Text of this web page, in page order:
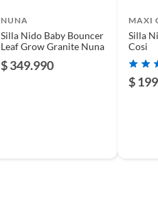
NUNA
Silla Nido Baby Bouncer
Leaf Grow Granite Nuna
$ 349.990
MAXI
Silla
Cosi
$